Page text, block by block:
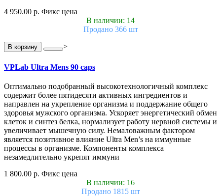
4 950.00 р. Фикс цена
В наличии: 14
Продано 366 шт
В корзину >
VPLab Ultra Mens 90 caps
Оптимально подобранный высокотехнологичный комплекс
содержит более пятидесяти активных ингредиентов и
направлен на укрепление организма и поддержание общего
здоровья мужского организма. Ускоряет энергетический обмен
клеток и синтез белка, нормализует работу нервной системы и
увеличивает мышечную силу. Немаловажным фактором
является позитивное влияние Ultra Men’s на иммунные
процессы в организме. Компоненты комплекса
незамедлительно укрепят иммуни
1 800.00 р. Фикс цена
В наличии: 16
Продано 1815 шт